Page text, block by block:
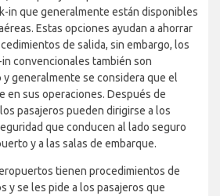
in que generalmente están disponibles
Estas opciones ayudan a ahorrar
de salida, sin embargo, los
convencionales también son
y generalmente se considera que el
en sus operaciones. Después de
pasajeros pueden dirigirse a los
que conducen al lado seguro
y a las salas de embarque.
tienen procedimientos de
y se les pide a los pasajeros que